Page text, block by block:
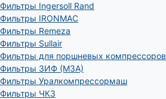
Фильтры Ingersoll Rand
Фильтры IRONMAC
Фильтры Remeza
Фильтры Sullair
Фильтры для поршневых компрессоров
Фильтры ЗИФ (МЗА)
Фильтры Уралкомпрессормаш
Фильтры ЧКЗ